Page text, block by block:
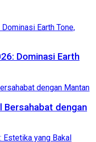
Dominasi Earth
Bersahabat dengan